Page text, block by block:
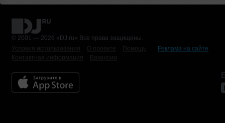
© 2001 — 2026 «DJ.ru» Все права защищены.
Условия использования
О проекте Помощь
Реклама на сайте
Контактная информация
Вакансии